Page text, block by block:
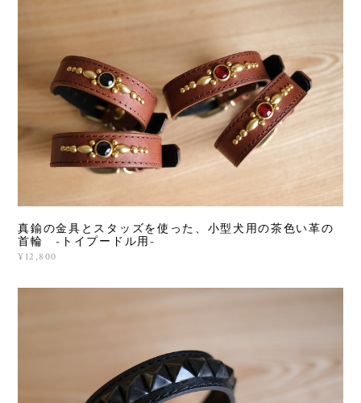
真鍮の金具とスタッズを使った、小型犬用の茶色い革の
首輪 -トイプードル用-
¥12,800